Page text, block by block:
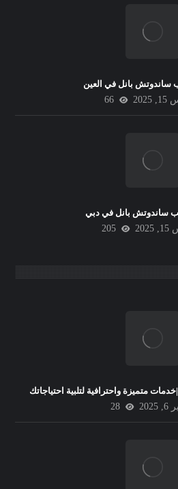
ساندوتش بانل في العين
2025
66
ساندوتش بانل في دبي
205
متميزة واحترافية لتلبية احتياجاتك
28